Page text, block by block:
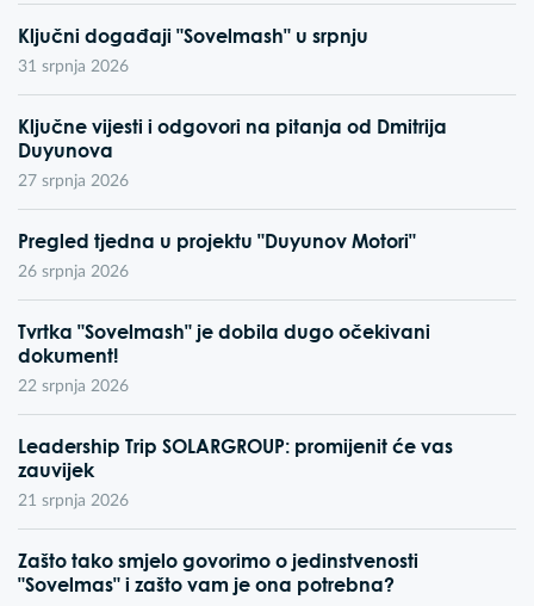
Ključni događaji "Sovelmash" u srpnju
31 srpnja 2026
Ključne vijesti i odgovori na pitanja od Dmitrija
Duyunova
27 srpnja 2026
Pregled tjedna u projektu "Duyunov Motori"
26 srpnja 2026
Tvrtka "Sovelmash" je dobila dugo očekivani
dokument!
22 srpnja 2026
Leadership Trip SOLARGROUP: promijenit će vas
zauvijek
21 srpnja 2026
Zašto tako smjelo govorimo o jedinstvenosti
"Sovelmas" i zašto vam je ona potrebna?